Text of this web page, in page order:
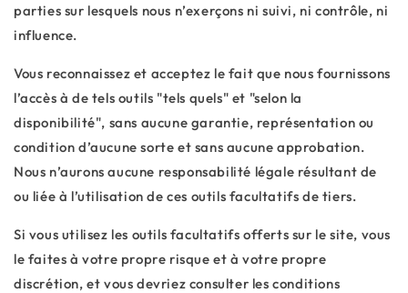
parties sur lesquels nous n’exerçons ni suivi, ni contrôle, ni
influence.
Vous reconnaissez et acceptez le fait que nous fournissons
l’accès à de tels outils "tels quels" et "selon la
disponibilité", sans aucune garantie, représentation ou
condition d’aucune sorte et sans aucune approbation.
Nous n’aurons aucune responsabilité légale résultant de
ou liée à l’utilisation de ces outils facultatifs de tiers.
Si vous utilisez les outils facultatifs offerts sur le site, vous
le faites à votre propre risque et à votre propre
discrétion, et vous devriez consulter les conditions